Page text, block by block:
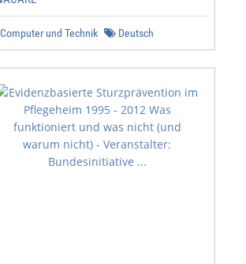
nahtlose Sitzkissen bietet ein
Hommage den Look der
Stoffen und Lederarten
Capture, Diablo, Fame, Tonus,
Steelcut, Steelcut Trio,
White, Optical White, Rustic und
Bezug erhältlich)
Computer und Technik Deutsch